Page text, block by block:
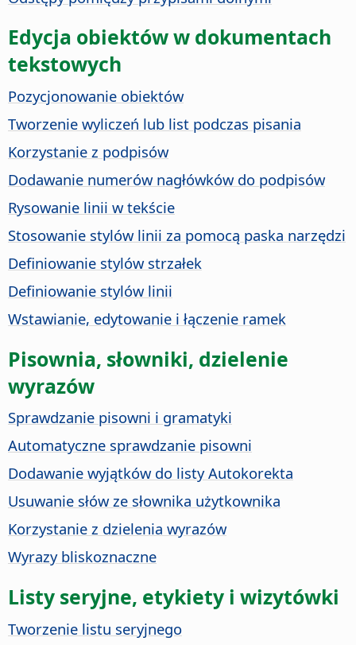
Edycja obiektów w dokumentach
tekstowych
Pozycjonowanie obiektów
Tworzenie wyliczeń lub list podczas pisania
Korzystanie z podpisów
Dodawanie numerów nagłówków do podpisów
Rysowanie linii w tekście
Stosowanie stylów linii za pomocą paska narzędzi
Definiowanie stylów strzałek
Definiowanie stylów linii
Wstawianie, edytowanie i łączenie ramek
Pisownia, słowniki, dzielenie
wyrazów
Sprawdzanie pisowni i gramatyki
Automatyczne sprawdzanie pisowni
Dodawanie wyjątków do listy Autokorekta
Usuwanie słów ze słownika użytkownika
Korzystanie z dzielenia wyrazów
Wyrazy bliskoznaczne
Listy seryjne, etykiety i wizytówki
Tworzenie listu seryjnego